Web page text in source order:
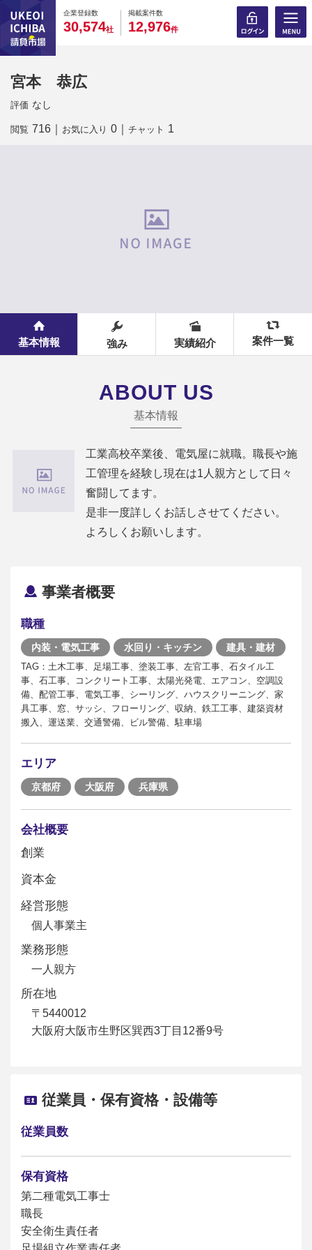
企業登録数
0
3
0
0,
0
5
0
74社
掲載案件数
0
1
0
2,
0
9
0
76件
宮本 恭広
評価 なし
閲覧 716 お気に入り 0 チャット 1
基本情報 強み 実績紹介 案件一覧
ABOUT US
基本情報
工業高校卒業後、電気屋に就職。職長や施
工管理を経験し現在は1人親方として日々
奮闘してます。
是非一度詳しくお話しさせてください。
よろしくお願いします。
事業者概要
職種
内装・電気工事 水回り・キッチン 建具・建材
TAG：土木工事、足場工事、塗装工事、左官工事、石タイル工
事、石工事、コンクリート工事、太陽光発電、エアコン、空調設
備、配管工事、電気工事、シーリング、ハウスクリーニング、家
具工事、窓、サッシ、フローリング、収納、鉄工工事、建築資材
搬入、運送業、交通警備、ビル警備、駐車場
エリア
京都府 大阪府 兵庫県
会社概要
創業
資本金
経営形態
個人事業主
業務形態
一人親方
所在地
〒5440012
大阪府大阪市生野区巽西3丁目12番9号
従業員・保有資格・設備等
従業員数
保有資格
第二種電気工事士
職長
安全衛生責任者